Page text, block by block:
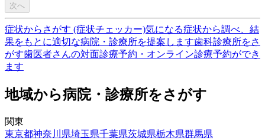
次へ
症状からさがす (症状チェッカー)気になる症状から調べ、結
果をもとに適切な病院・診療所を提案します歯科診療所をさ
がす歯医者さんの対面診療予約・オンライン診療予約ができ
ます
地域から病院・診療所をさがす
関東
東京都神奈川県埼玉県千葉県茨城県栃木県群馬県